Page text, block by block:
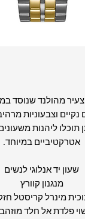
צעיר מהולנד שנוסד
נקיים וצבעוניות
ליהנות
אטרקטיביים במיוחד.
שעון יד אנלוגי לנשים
מנגנון קוורץ
מינרל קריסטל
פלדת אל חלד